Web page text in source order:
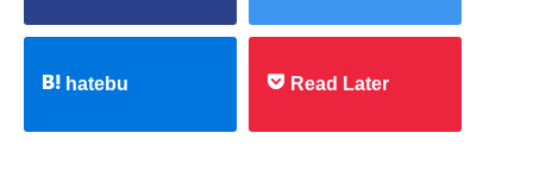
hatebu Read Later